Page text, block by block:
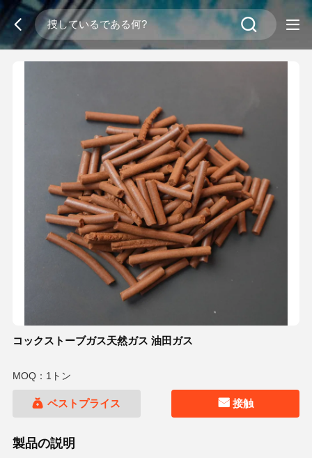
コックストーブガス天然ガス 油田ガス
MOQ：1トン
ベストプライス 接触
製品の説明